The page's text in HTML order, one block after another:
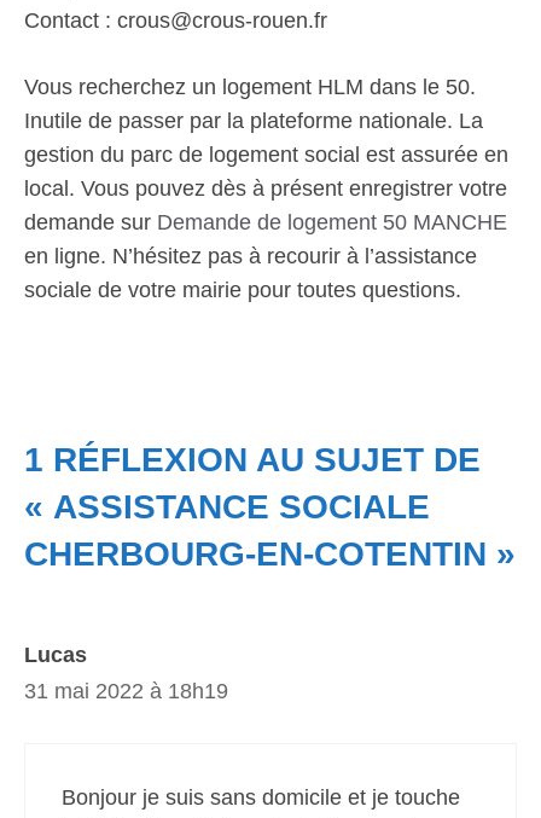
Contact : crous@crous-rouen.fr
Vous recherchez un logement HLM dans le 50.
Inutile de passer par la plateforme nationale. La
gestion du parc de logement social est assurée en
local. Vous pouvez dès à présent enregistrer votre
demande sur Demande de logement 50 MANCHE
en ligne. N’hésitez pas à recourir à l’assistance
sociale de votre mairie pour toutes questions.
1 RÉFLEXION AU SUJET DE
« ASSISTANCE SOCIALE
CHERBOURG-EN-COTENTIN »
Lucas
31 mai 2022 à 18h19
Bonjour je suis sans domicile et je touche